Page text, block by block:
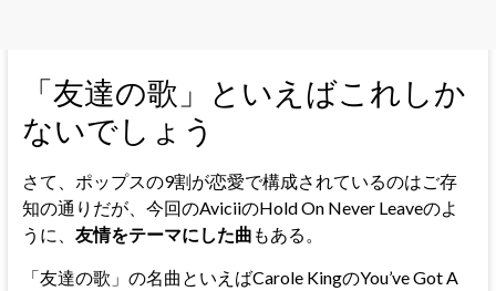
「友達の歌」といえばこれしか
ないでしょう
さて、ポップスの9割が恋愛で構成されているのはご存
知の通りだが、今回のAviciiのHold On Never Leaveのよ
うに、 友情をテーマにした曲 もある。
「友達の歌」の名曲といえばCarole KingのYou’ve Got A